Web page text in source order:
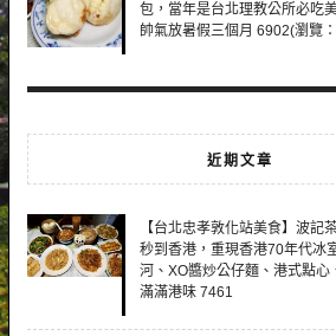
包，當年是台北理教公所必吃
帥氣放暑假三個月 6902(瀏覽
近期文章
【台北忠孝敦化站美食】波記
秒到香港，重現香港70年代冰
河、XO醬炒公仔麵、港式點心
滿滿港味 7461